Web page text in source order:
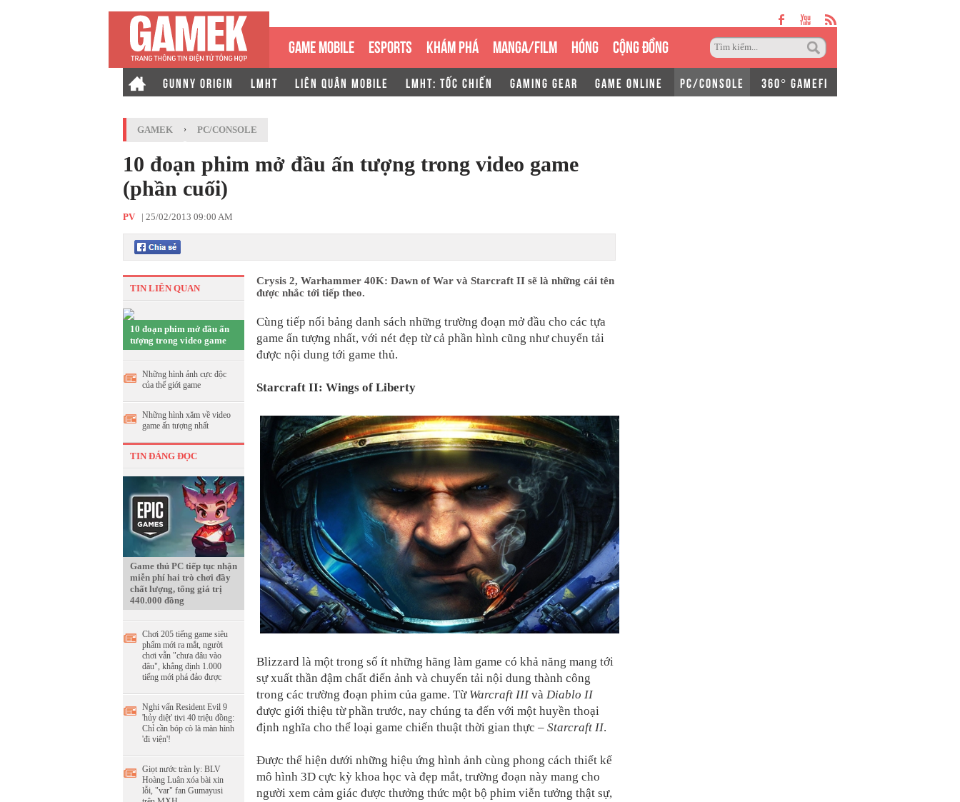
GAME MOBILE ESPORTS KHÁM PHÁ MANGA/FILM HÓNG CỘNG ĐỒNG
GUNNY ORIGIN LMHT LIÊN QUÂN MOBILE LMHT: TỐC CHIẾN GAMING GEAR GAME ONLINE PC/CONSOLE 360° GAMEFI
GAMEK › PC/CONSOLE
10 đoạn phim mở đầu ấn tượng trong video game
(phần cuối)
PV | 25/02/2013 09:00 AM
TIN LIÊN QUAN
10 đoạn phim mở đầu ấn
tượng trong video game
Những hình ảnh cực độc
của thế giới game
Những hình xăm về video
game ấn tượng nhất
TIN ĐÁNG ĐỌC
Game thủ PC tiếp tục nhận
miễn phí hai trò chơi đầy
chất lượng, tổng giá trị
440.000 đồng
Chơi 205 tiếng game siêu
phẩm mới ra mắt, người
chơi vẫn "chưa đâu vào
đâu", khẳng định 1.000
tiếng mới phá đảo được
Nghi vấn Resident Evil 9
'hủy diệt' tivi 40 triệu đồng:
Chỉ cần bóp cò là màn hình
'đi viện'!
Giọt nước tràn ly: BLV
Hoàng Luân xóa bài xin
lỗi, "var" fan Gumayusi
Crysis 2, Warhammer 40K: Dawn of War và Starcraft II sẽ là những cái tên
được nhắc tới tiếp theo.
Cùng tiếp nối bảng danh sách những trường đoạn mở đầu cho các tựa
game ấn tượng nhất, với nét đẹp từ cả phần hình cũng như chuyển tải
được nội dung tới game thủ.
Starcraft II: Wings of Liberty
Blizzard là một trong số ít những hãng làm game có khả năng mang tới
sự xuất thần đậm chất điển ảnh và chuyển tải nội dung thành công
trong các trường đoạn phim của game. Từ Warcraft IIIvà Diablo II
được giới thiệu từ phần trước, nay chúng ta đến với một huyền thoại
định nghĩa cho thể loại game chiến thuật thời gian thực – Starcraft II.
Được thể hiện dưới những hiệu ứng hình ảnh cùng phong cách thiết kế
mô hình 3D cực kỳ khoa học và đẹp mắt, trường đoạn này mang cho
người xem cảm giác được thưởng thức một bộ phim viễn tưởng thật sự,